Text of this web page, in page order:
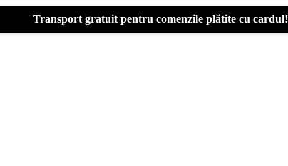
Transport gratuit pentru comenzile plătite cu cardul!